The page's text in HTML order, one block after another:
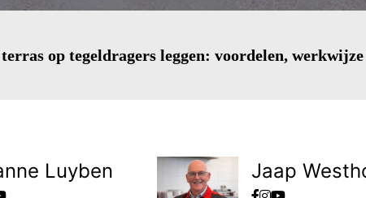
op tegeldragers leggen: voordelen,
Luyben Jaap